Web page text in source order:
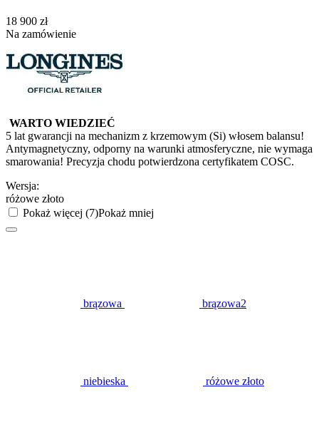
‍18 900‍ zł
Na zamówienie
WARTO WIEDZIEĆ
5 lat gwarancji na mechanizm z krzemowym (Si) włosem balansu!
Antymagnetyczny, odporny na warunki atmosferyczne, nie wymaga
smarowania! Precyzja chodu potwierdzona certyfikatem COSC.
Wersja:
różowe złoto
Pokaż więcej (7)Pokaż mniej
brązowa brązowa2
niebieska różowe złoto